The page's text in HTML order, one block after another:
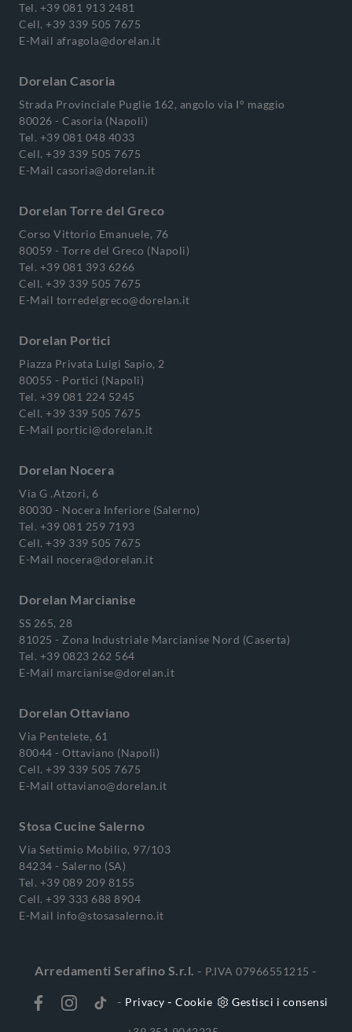
Tel. +39 081 913 2481
Cell. +39 339 505 7675
E-Mail afragola@dorelan.it
Dorelan Casoria
Strada Provinciale Puglie 162, angolo via I° maggio
80026 - Casoria (Napoli)
Tel. +39 081 048 4033
Cell. +39 339 505 7675
E-Mail casoria@dorelan.it
Dorelan Torre del Greco
Corso Vittorio Emanuele, 76
80059 - Torre del Greco (Napoli)
Tel. +39 081 393 6266
Cell. +39 339 505 7675
E-Mail torredelgreco@dorelan.it
Dorelan Portici
Piazza Privata Luigi Sapio, 2
80055 - Portici (Napoli)
Tel. +39 081 224 5245
Cell. +39 339 505 7675
E-Mail portici@dorelan.it
Dorelan Nocera
Via G .Atzori, 6
80030 - Nocera Inferiore (Salerno)
Tel. +39 081 259 7193
Cell. +39 339 505 7675
E-Mail nocera@dorelan.it
Dorelan Marcianise
SS 265, 28
81025 - Zona Industriale Marcianise Nord (Caserta)
Tel. +39 0823 262 564
E-Mail marcianise@dorelan.it
Dorelan Ottaviano
Via Pentelete, 61
80044 - Ottaviano (Napoli)
Cell. +39 339 505 7675
E-Mail ottaviano@dorelan.it
Stosa Cucine Salerno
Via Settimio Mobilio, 97/103
84234 - Salerno (SA)
Tel. +39 089 209 8155
Cell. +39 333 688 8904
E-Mail info@stosasalerno.it
Arredamenti Serafino S.r.l. - P.IVA 07966551215 -
- Privacy - Cookie Gestisci i consensi